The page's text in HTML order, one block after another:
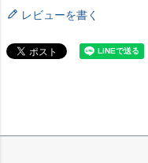
レビューを書く